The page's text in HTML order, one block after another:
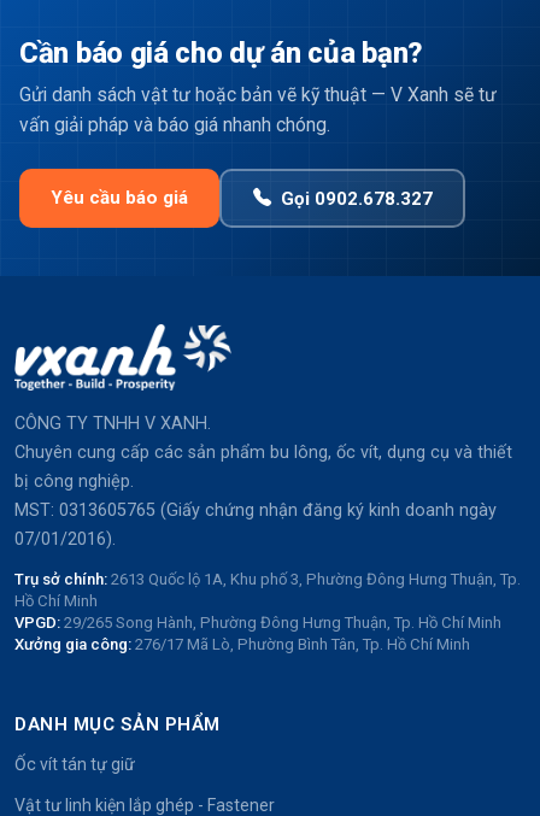
Cần báo giá cho dự án của bạn?
Gửi danh sách vật tư hoặc bản vẽ kỹ thuật — V Xanh sẽ tư
vấn giải pháp và báo giá nhanh chóng.
Yêu cầu báo giá Gọi 0902.678.327
CÔNG TY TNHH V XANH.
Chuyên cung cấp các sản phẩm bu lông, ốc vít, dụng cụ và thiết
bị công nghiệp.
MST: 0313605765 (Giấy chứng nhận đăng ký kinh doanh ngày
07/01/2016).
Trụ sở chính: 2613 Quốc lộ 1A, Khu phố 3, Phường Đông Hưng Thuận, Tp.
Hồ Chí Minh
VPGD: 29/265 Song Hành, Phường Đông Hưng Thuận, Tp. Hồ Chí Minh
Xưởng gia công: 276/17 Mã Lò, Phường Bình Tân, Tp. Hồ Chí Minh
DANH MỤC SẢN PHẨM
Ốc vít tán tự giữ
Vật tư linh kiện lắp ghép - Fastener